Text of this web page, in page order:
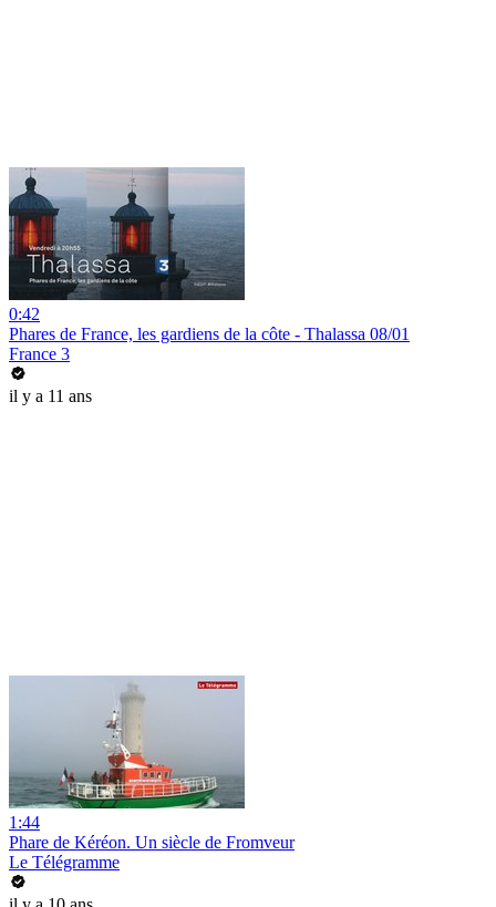
0:42
Phares de France, les gardiens de la côte - Thalassa 08/01
France 3
il y a 11 ans
1:44
Phare de Kéréon. Un siècle de Fromveur
Le Télégramme